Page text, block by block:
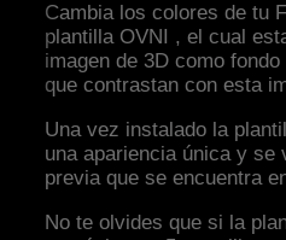
Cambia los colores de tu
plantilla OVNI , el cual
imagen de 3D como
que contrastan con esta
Una vez instalado la
una apariencia única y se
previa que se encuentra
No te olvides que si la